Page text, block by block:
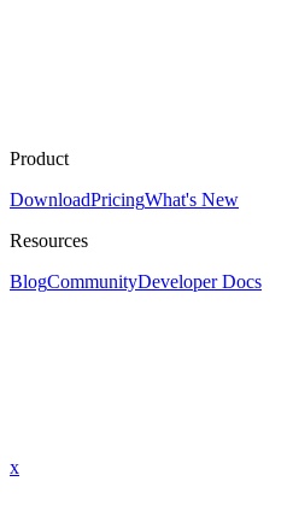
Product
DownloadPricingWhat's New
Resources
BlogCommunityDeveloper Docs
x